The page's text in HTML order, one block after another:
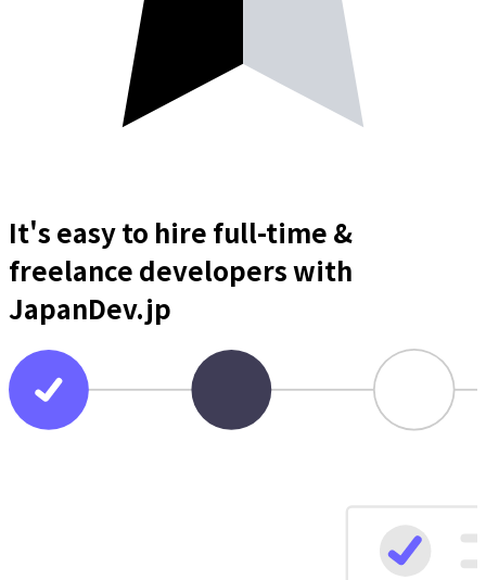
It's easy to hire full-time &
freelance developerswith
JapanDev.jp